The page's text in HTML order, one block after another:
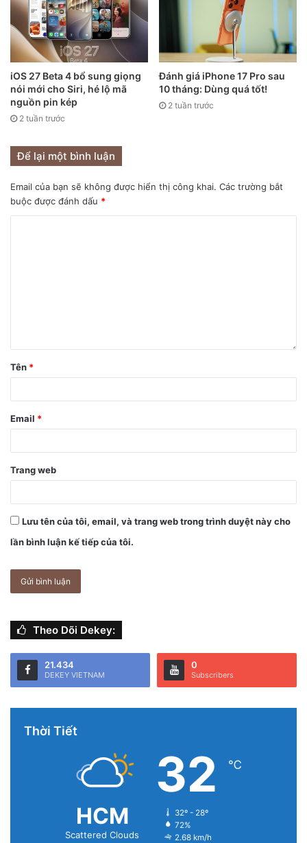
Mặt khác, iPhone 12 Pro Max được đánh giá là lựa chọn
tuyệt vời nhất trên thị trường hiện nay dù có giá bán khá
cao, từ 32,99 triệu đồng (bản 128GB). Chiếc iPhone này có
màn hình lớn nhất trong lịch sử smartphone của Apple, có
kế sang chảnh như iPhone 12 Pro.
iOS 27 Beta 4 bổ sung giọng
nói mới cho Siri, hé lộ mã
nguồn pin kép
2 tuần trước
Đánh giá iPhone 17 Pro sau
10 tháng: Dùng quá tốt!
2 tuần trước
Để lại một bình luận
Email của bạn sẽ không được hiển thị công khai. Các trường bắt
buộc được đánh dấu *
Tên *
Email *
Trang web
Lưu tên của tôi, email, và trang web trong trình duyệt này cho
lần bình luận kế tiếp của tôi.
Theo Dõi Dekey:
21.434
DEKEY VIETNAM
0
Subscribers
Thời Tiết
HCM
Scattered Clouds
32 ℃
32º - 28º
72%
2.68 km/h